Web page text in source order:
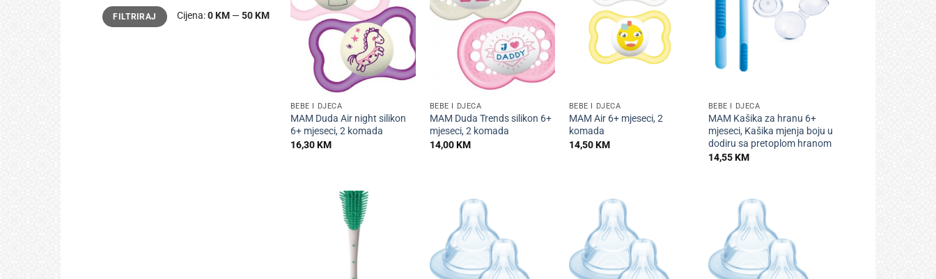
Min
cijena
Maks
cijenaFILTRIRAJ Cijena:0 KM —50 KM
BEBE I DJECA
MAM Duda Air night silikon
6+ mjeseci, 2 komada
16,30KM
BEBE I DJECA
MAM Duda Trends silikon 6+
mjeseci, 2 komada
14,00KM
BEBE I DJECA
MAM Air 6+ mjeseci, 2
komada
14,50KM
BEBE I DJECA
MAM Kašika za hranu 6+
mjeseci, Kašika mjenja boju u
dodiru sa pretoplom hranom
14,55KM